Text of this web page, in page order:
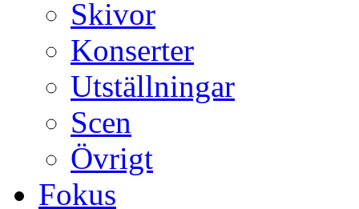
Skivor
Konserter
Utställningar
Scen
Övrigt
Fokus